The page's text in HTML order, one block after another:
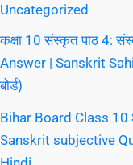
Uncategorized
कक्षा 10 संस्कृत पाठ 4:
Answer | Sanskrit
बोर्ड)
Bihar Board Class 10
Sanskrit subjective